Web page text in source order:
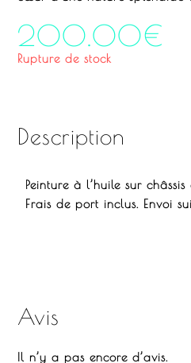
200.00€
Rupture de stock
Description
Peinture à l’huile sur
Frais de port inclus. Envoi
Avis
Il n’y a pas encore d’avis.